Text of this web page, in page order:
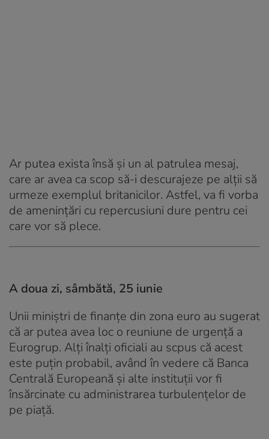
Ar putea exista însă şi un al patrulea mesaj,
care ar avea ca scop să-i descurajeze pe alții să
urmeze exemplul britanicilor. Astfel, va fi vorba
de ameninţări cu repercusiuni dure pentru cei
care vor să plece.
A doua zi, sâmbătă, 25 iunie
Unii miniştri de finanţe din zona euro au sugerat
că ar putea avea loc o reuniune de urgenţă a
Eurogrup. Alți înalți oficiali au scpus că acest
este puţin probabil, având în vedere că Banca
Centrală Europeană şi alte instituţii vor fi
însărcinate cu administrarea turbulenţelor de
pe piaţă.